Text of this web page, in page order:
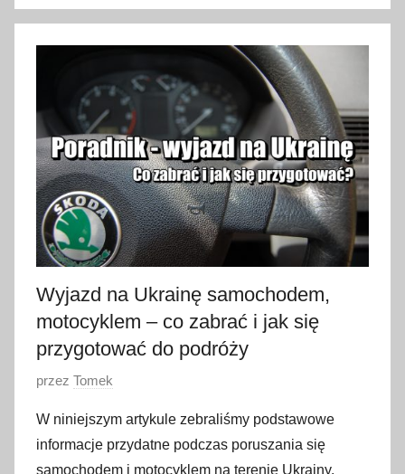
0
s
z
n
i
a
2
0
Wyjazd na Ukrainę samochodem,
motocyklem – co zabrać i jak się
przygotować do podróży
O
u
b
przez Tomek
W niniejszym artykule zebraliśmy podstawowe
informacje przydatne podczas poruszania się
samochodem i motocyklem na terenie Ukrainy.